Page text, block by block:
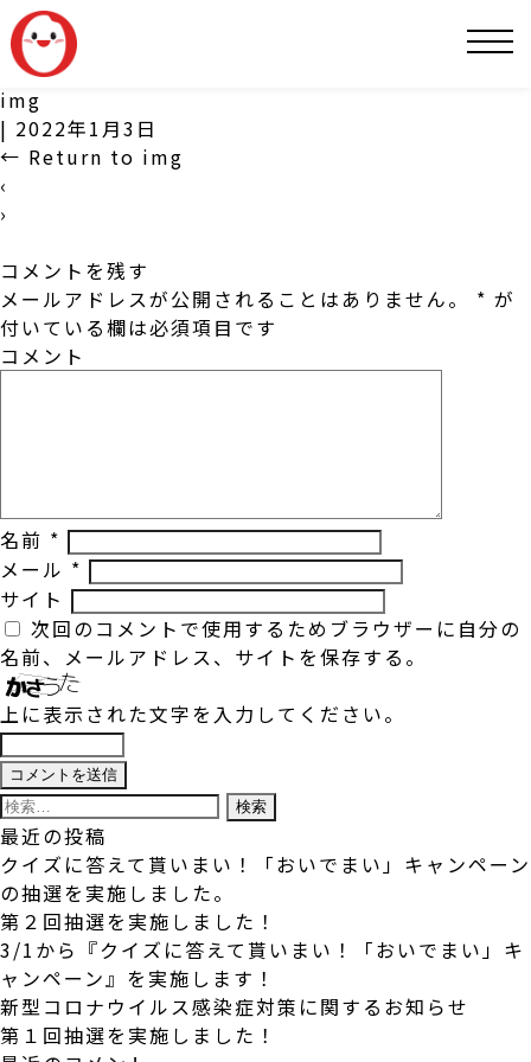
img
| 2022年1月3日
← Return to img
‹
›
コメントを残す
メールアドレスが公開されることはありません。
* が
付いている欄は必須項目です
コメント
名前 *
メール *
サイト
次回のコメントで使用するためブラウザーに自分の
名前、メールアドレス、サイトを保存する。
上に表示された文字を入力してください。
検
索:
最近の投稿
クイズに答えて貰いまい！「おいでまい」キャンペーン
の抽選を実施しました。
第２回抽選を実施しました！
3/1から『クイズに答えて貰いまい！「おいでまい」キ
ャンペーン』を実施します！
新型コロナウイルス感染症対策に関するお知らせ
第１回抽選を実施しました！